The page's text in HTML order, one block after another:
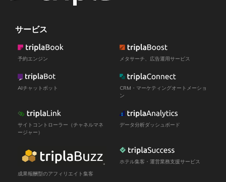
サービス
予約エンジン メタサーチ、広告運用サービス
AIチャットボット
CRM・マーケティングオートメーショ
ン
サイトコントローラー（チャネルマネ
ージャー）
データ分析ダッシュボード
成果報酬型のアフィリエイト集客
ホテル集客・運営業務支援サービス